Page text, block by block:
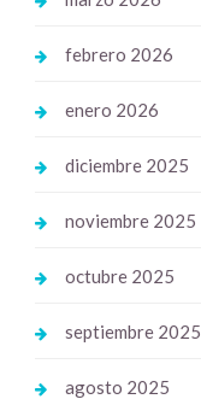
febrero 2026
enero 2026
diciembre 2025
noviembre 2025
octubre 2025
septiembre 2025
agosto 2025